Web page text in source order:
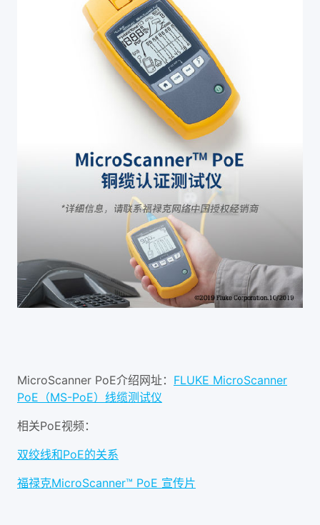
MicroScanner PoE介绍网址： FLUKE MicroScanner
PoE（MS-PoE）线缆测试仪
相关PoE视频：
双绞线和PoE的关系
福禄克MicroScanner™ PoE 宣传片